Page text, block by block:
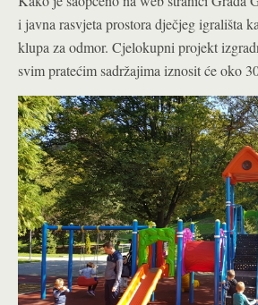
i javna rasvjeta prostora dječjeg igrališta
klupa za odmor. Cjelokupni projekt
svim pratećim sadržajima iznosit će oko